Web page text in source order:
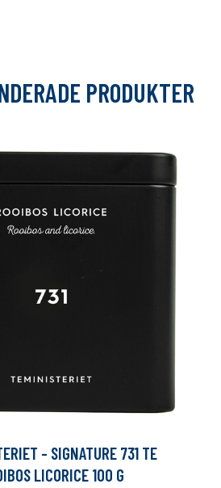
PRODUKTER
- SIGNATURE 731 TE
LICORICE 100 G